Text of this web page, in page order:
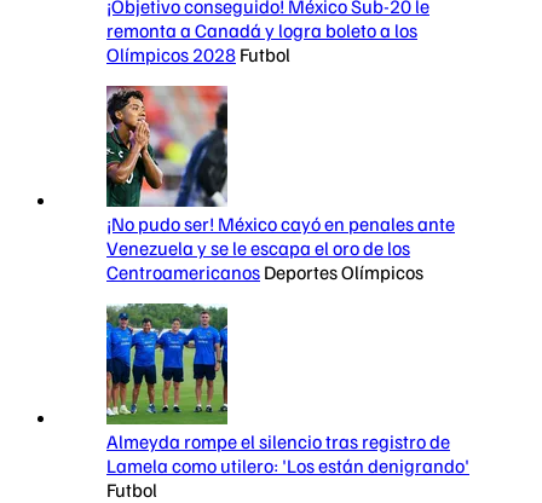
¡Objetivo conseguido! México Sub-20 le
remonta a Canadá y logra boleto a los
Olímpicos 2028 Futbol
¡No pudo ser! México cayó en penales ante
Venezuela y se le escapa el oro de los
Centroamericanos Deportes Olímpicos
Almeyda rompe el silencio tras registro de
Lamela como utilero: 'Los están denigrando'
Futbol